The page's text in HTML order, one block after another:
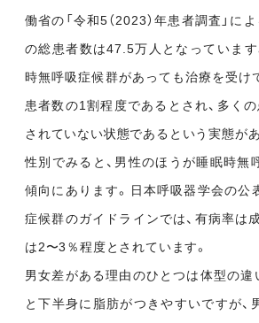
働省の「令和5（2023）年患者調査」に
の総患者数は47.5万人となっています
時無呼吸症候群があっても治療を受け
患者数の1割程度であるとされ、多く
されていない状態であるという実態があ
性別でみると、男性のほうが睡眠時無
傾向にあります。日本呼吸器学会の公
症候群のガイドラインでは、有病率は
は2〜3％程度とされています。
男女差がある理由のひとつは体型の違
と下半身に脂肪がつきやすいですが、